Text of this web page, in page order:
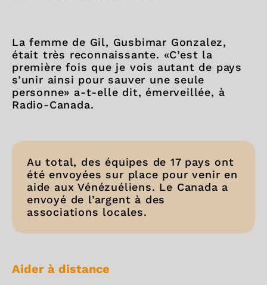
La femme de Gil, Gusbimar Gonzalez,
était très reconnaissante. «C’est la
première fois que je vois autant de pays
s’unir ainsi pour sauver une seule
personne» a-t-elle dit, émerveillée, à
Radio-Canada.
Au total, des équipes de 17 pays ont
été envoyées sur place pour venir en
aide aux Vénézuéliens. Le Canada a
envoyé de l’argent à des
associations locales.
Aider à distance